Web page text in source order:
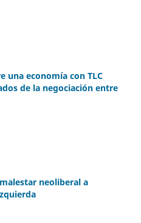
una economía con TLC
de la negociación entre
neoliberal a